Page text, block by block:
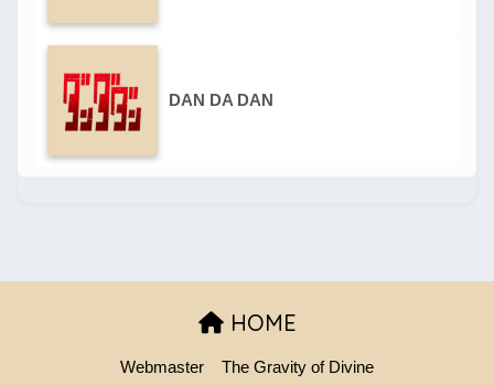
DAN DA DAN
HOME
Webmaster The Gravity of Divine